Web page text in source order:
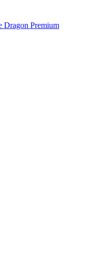
Dragon Premium